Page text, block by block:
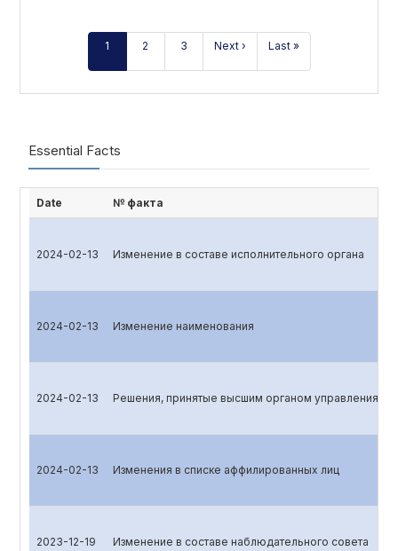
1 2 3 Next › Last »
Essential Facts
Date № факта
2024-02-13 Изменение в составе исполнительного органа
2024-02-13 Изменение наименования
2024-02-13 Решения, принятые высшим органом управления
2024-02-13 Изменения в списке аффилированных лиц
2023-12-19 Изменение в составе наблюдательного совета